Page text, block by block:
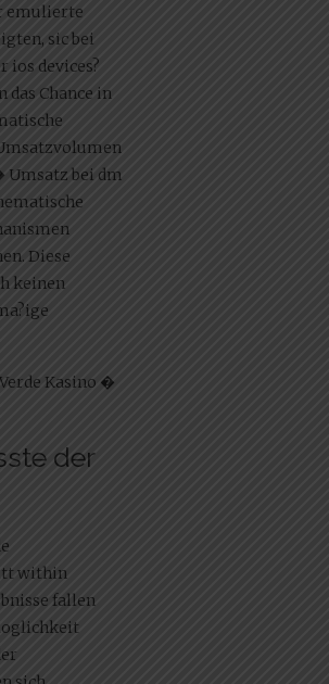
emulierte
sic bei
ios devices?
Chance in
Umsatz bei dm
Diese
keinen
Kasino �
der
within
fallen